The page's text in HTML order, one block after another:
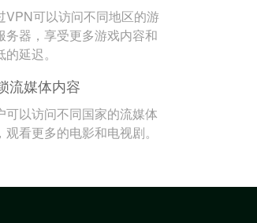
VPN可以访问不同地区的游
务器，享受更多游戏内容和
的延迟。
流媒体内容
可以访问不同国家的流媒体
观看更多的电影和电视剧。